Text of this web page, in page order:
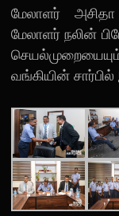
மேலாளர்
மேலாளர் நலின்
வங்கியின்